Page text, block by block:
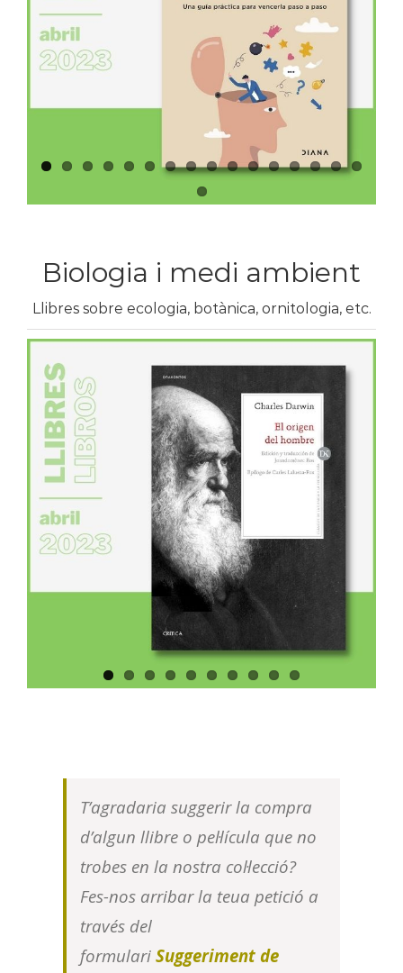
Biologia i medi ambient
Llibres sobre ecologia, botànica, ornitologia, etc.
T’agradaria suggerir la compra
d’algun llibre o pel·lícula que no
trobes en la nostra col·lecció?
Fes-nos arribar la teua petició a
través del
formulari Suggeriment de